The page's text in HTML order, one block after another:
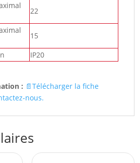
22
15
IP20
: 📄Télécharger la fiche
nous.